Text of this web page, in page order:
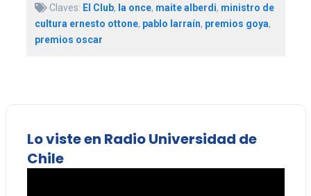
Claves: El Club, la once, maite alberdi, ministro de
cultura ernesto ottone, pablo larraín, premios goya,
premios oscar
Lo viste en Radio Universidad de
Chile